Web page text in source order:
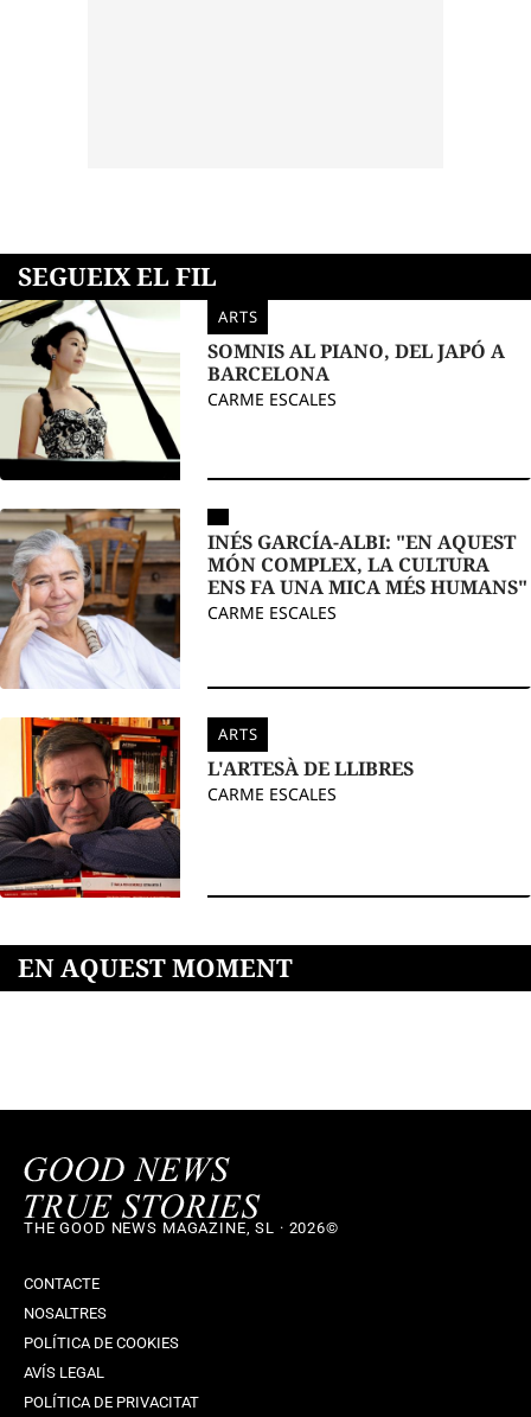
SEGUEIX EL FIL
ARTS
SOMNIS AL PIANO, DEL JAPÓ A
BARCELONA
CARME ESCALES
INÉS GARCÍA-ALBI: "EN AQUEST
MÓN COMPLEX, LA CULTURA
ENS FA UNA MICA MÉS HUMANS"
CARME ESCALES
ARTS
L'ARTESÀ DE LLIBRES
CARME ESCALES
EN AQUEST MOMENT
THE GOOD NEWS MAGAZINE, SL · 2026©
CONTACTE
NOSALTRES
POLÍTICA DE COOKIES
AVÍS LEGAL
POLÍTICA DE PRIVACITAT